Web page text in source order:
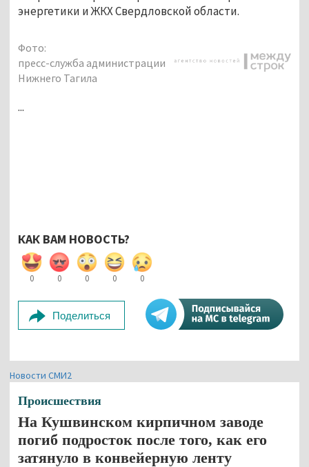
энергетики и ЖКХ Свердловской области.
Фото:
пресс-служба администрации
Нижнего Тагила
...
КАК ВАМ НОВОСТЬ?
0 0 0 0 0
Поделиться
Новости СМИ2
Происшествия
На Кушвинском кирпичном заводе
погиб подросток после того, как его
затянуло в конвейерную ленту